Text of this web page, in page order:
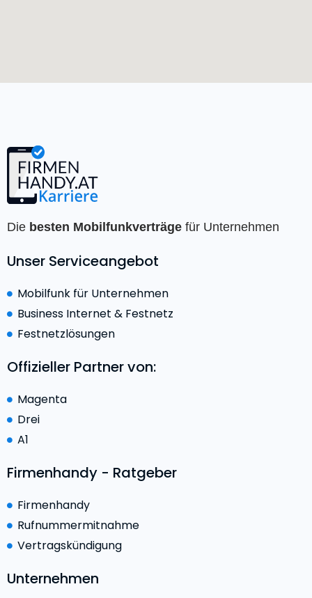
Die besten Mobilfunkverträge für Unternehmen
Unser Serviceangebot
Mobilfunk für Unternehmen
Business Internet & Festnetz
Festnetzlösungen
Offizieller Partner von:
Magenta
Drei
A1
Firmenhandy - Ratgeber
Firmenhandy
Rufnummermitnahme
Vertragskündigung
Unternehmen